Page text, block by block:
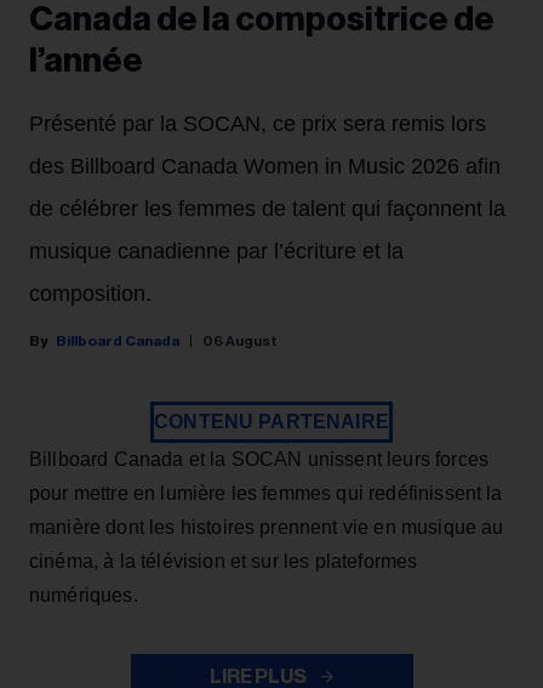
Canada de la compositrice de
l’année
Présenté par la SOCAN, ce prix sera remis lors
des Billboard Canada Women in Music 2026 afin
de célébrer les femmes de talent qui façonnent la
musique canadienne par l’écriture et la
composition.
Billboard Canada 06 August
CONTENU PARTENAIRE
Billboard Canada et la SOCAN unissent leurs forces
pour mettre en lumière les femmes qui redéfinissent la
manière dont les histoires prennent vie en musique au
cinéma, à la télévision et sur les plateformes
numériques.
LIRE PLUS